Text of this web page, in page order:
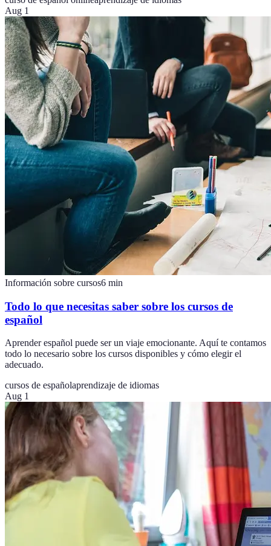
Aug 1
Información sobre cursos6 min
Todo lo que necesitas saber sobre los cursos de
español
Aprender español puede ser un viaje emocionante. Aquí te contamos
todo lo necesario sobre los cursos disponibles y cómo elegir el
adecuado.
cursos de españolaprendizaje de idiomas
Aug 1